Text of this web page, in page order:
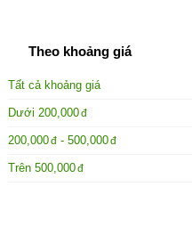
Theo khoảng giá
Tất cả khoảng giá
Dưới 200,000
200,000 - 500,000
Trên 500,000